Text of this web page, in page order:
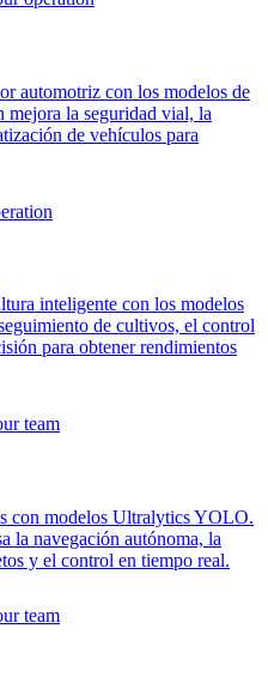
automotriz con los modelos de
la seguridad vial, la
de vehículos para
inteligente con los modelos
de cultivos, el control
para obtener rendimientos
con modelos Ultralytics YOLO.
la navegación autónoma, la
y el control en tiempo real.